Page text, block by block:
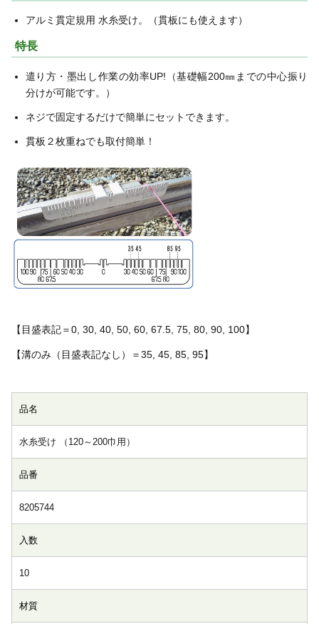
アルミ貫定規用 水糸受け。（貫板にも使えます）
特長
遣り方・墨出し作業の効率UP!（基礎幅200㎜までの中心振り
分けが可能です。）
ネジで固定するだけで簡単にセットできます。
貫板２枚重ねでも取付簡単！
【目盛表記＝0, 30, 40, 50, 60, 67.5, 75, 80, 90, 100】
【溝のみ（目盛表記なし）＝35, 45, 85, 95】
品名
水糸受け （120～200巾用）
品番
8205744
入数
10
材質